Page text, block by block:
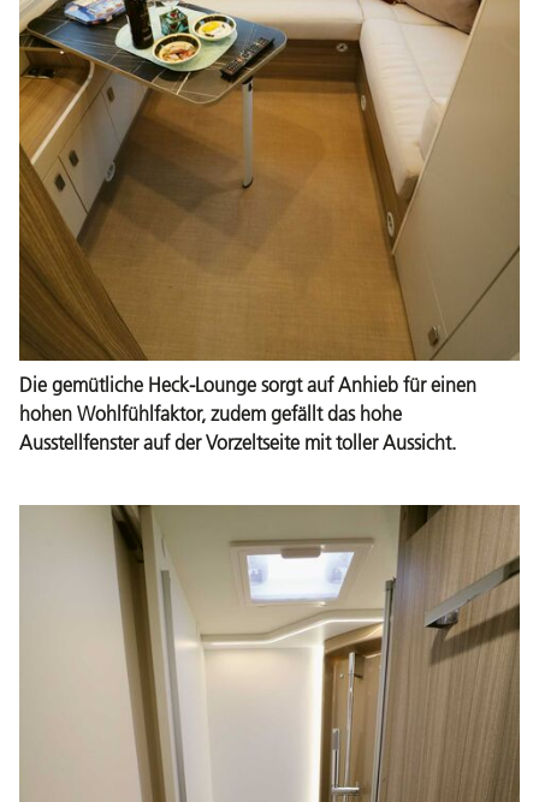
Die gemütliche Heck-Lounge sorgt auf Anhieb für einen
hohen Wohlfühlfaktor, zudem gefällt das hohe
Ausstellfenster auf der Vorzeltseite mit toller Aussicht.